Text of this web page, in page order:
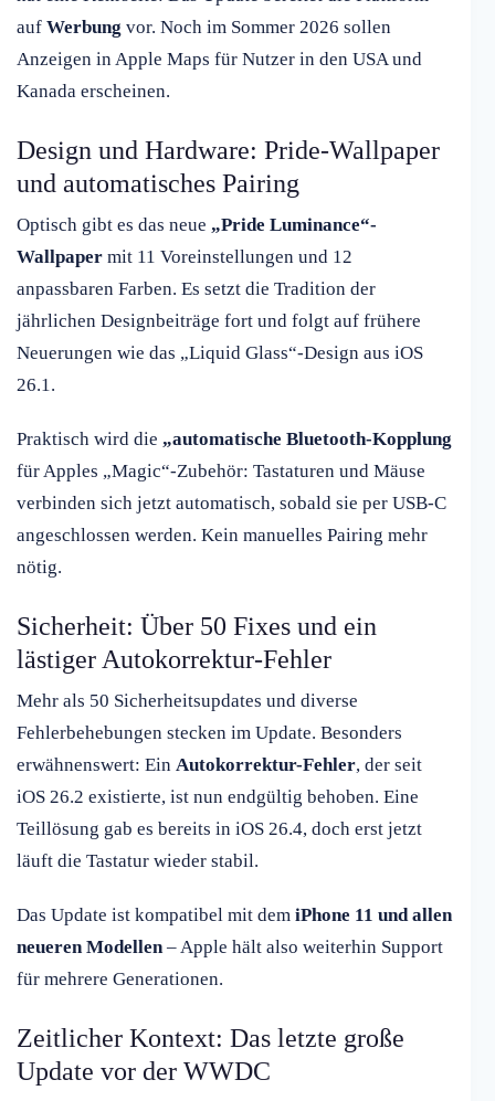
auf Werbung vor. Noch im Sommer 2026 sollen
Anzeigen in Apple Maps für Nutzer in den USA und
Kanada erscheinen.
Design und Hardware: Pride-Wallpaper
und automatisches Pairing
Optisch gibt es das neue „Pride Luminance“-
Wallpaper mit 11 Voreinstellungen und 12
anpassbaren Farben. Es setzt die Tradition der
jährlichen Designbeiträge fort und folgt auf frühere
Neuerungen wie das „Liquid Glass“-Design aus iOS
26.1.
Praktisch wird die „automatische Bluetooth-Kopplung
für Apples „Magic“-Zubehör: Tastaturen und Mäuse
verbinden sich jetzt automatisch, sobald sie per USB-C
angeschlossen werden. Kein manuelles Pairing mehr
nötig.
Sicherheit: Über 50 Fixes und ein
lästiger Autokorrektur-Fehler
Mehr als 50 Sicherheitsupdates und diverse
Fehlerbehebungen stecken im Update. Besonders
erwähnenswert: Ein Autokorrektur-Fehler, der seit
iOS 26.2 existierte, ist nun endgültig behoben. Eine
Teillösung gab es bereits in iOS 26.4, doch erst jetzt
läuft die Tastatur wieder stabil.
Das Update ist kompatibel mit dem iPhone 11 und allen
neueren Modellen– Apple hält also weiterhin Support
für mehrere Generationen.
Zeitlicher Kontext: Das letzte große
Update vor der WWDC